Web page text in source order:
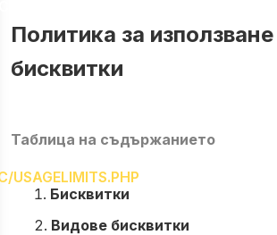
USAGELIMITS.PHP
Политика за
бисквитки
Таблица на съдържанието
Бисквитки
Видове бисквитки